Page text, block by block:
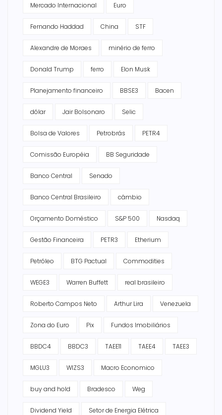
Mercado Internacional Euro
Fernando Haddad China STF
Alexandre de Moraes minério de ferro
Donald Trump ferro Elon Musk
Planejamento financeiro BBSE3 Bacen
dólar Jair Bolsonaro Selic
Bolsa de Valores Petrobrás PETR4
Comissão Européia BB Seguridade
Banco Central Senado
Banco Central Brasileiro câmbio
Orçamento Doméstico S&P 500 Nasdaq
Gestão Financeira PETR3 Etherium
Petróleo BTG Pactual Commodities
WEGE3 Warren Buffett real brasileiro
Roberto Campos Neto Arthur Lira Venezuela
Zona do Euro Pix Fundos Imobiliários
BBDC4 BBDC3 TAEE11 TAEE4 TAEE3
MGLU3 WIZS3 Macro Economico
buy and hold Bradesco Weg
Dividend Yield Setor de Energia Elétrica